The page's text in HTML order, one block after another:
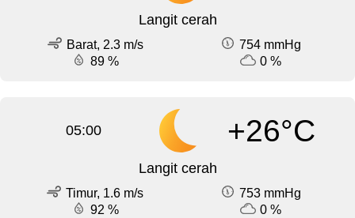
Langit cerah
Barat, 2.3 m/s
754 mmHg
89 %
0 %
05:00 +26°C
Langit cerah
Timur, 1.6 m/s
753 mmHg
92 %
0 %